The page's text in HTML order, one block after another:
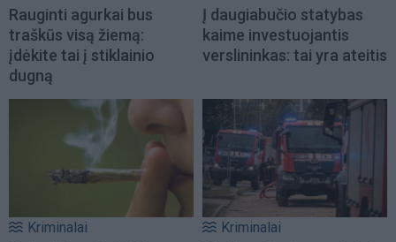
Rauginti agurkai bus
traškūs visą žiemą:
įdėkite tai į stiklainio
dugną
Į daugiabučio statybas
kaime investuojantis
verslininkas: tai yra ateitis
Kriminalai Kriminalai